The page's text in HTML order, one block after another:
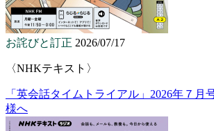
お詫びと訂正 2026/07/17
〈NHKテキスト〉
「英会話タイムトライアル」2026年７月
様へ